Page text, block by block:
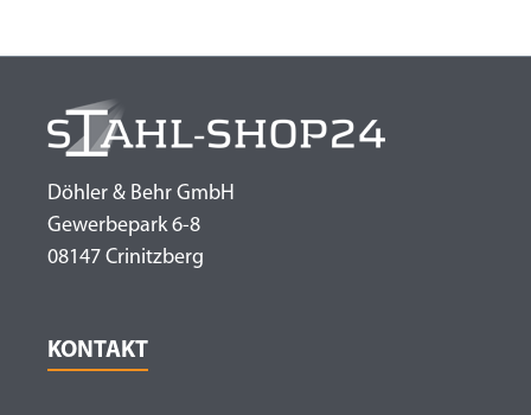
Döhler & Behr GmbH
Gewerbepark 6-8
08147 Crinitzberg
KONTAKT